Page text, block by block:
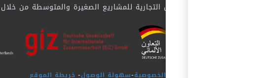
مشروع "تحسين بيئة الأعمال التجارية للمشاريع الصغيرة والمتوسطة من خلال
سياسة الخصوصية-سهولة الوصول- خريطة الموقع